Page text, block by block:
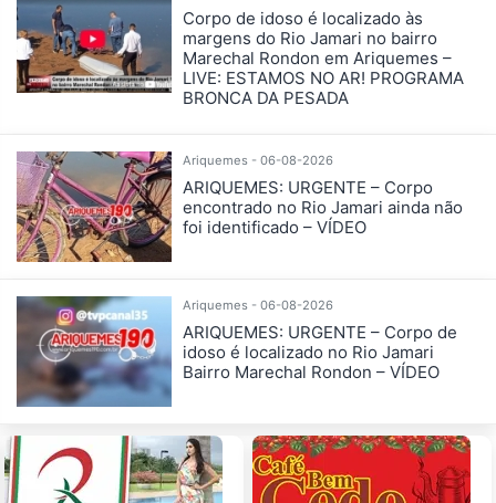
Corpo de idoso é localizado às
margens do Rio Jamari no bairro
Marechal Rondon em Ariquemes –
LIVE: ESTAMOS NO AR! PROGRAMA
BRONCA DA PESADA
Ariquemes - 06-08-2026
ARIQUEMES: URGENTE – Corpo
encontrado no Rio Jamari ainda não
foi identificado – VÍDEO
Ariquemes - 06-08-2026
ARIQUEMES: URGENTE – Corpo de
idoso é localizado no Rio Jamari
Bairro Marechal Rondon – VÍDEO